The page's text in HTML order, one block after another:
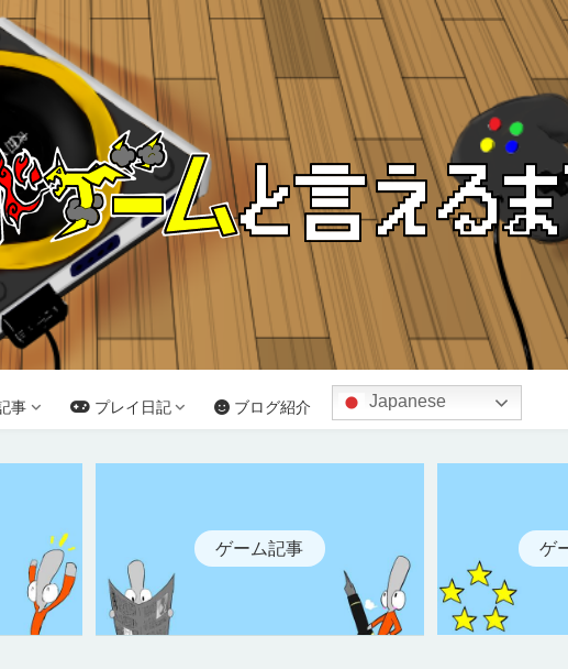
事 プレイ日記 ブログ紹介 Japanese
ゲーム記事 ゲ